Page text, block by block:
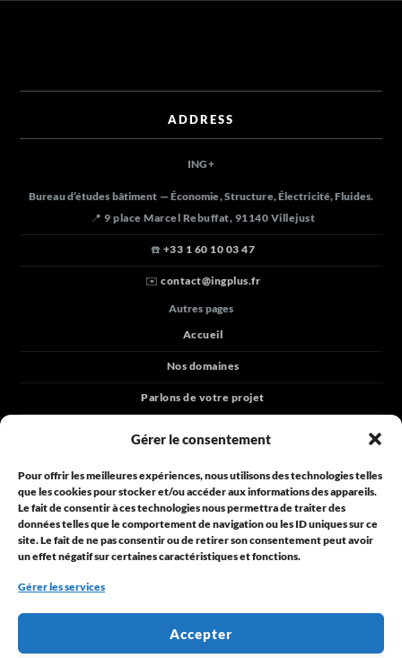
Gérer le consentement
Pour offrir les meilleures expériences, nous utilisons des technologies telles
que les cookies pour stocker et/ou accéder aux informations des appareils.
Le fait de consentir à ces technologies nous permettra de traiter des
données telles que le comportement de navigation ou les ID uniques sur ce
site. Le fait de ne pas consentir ou de retirer son consentement peut avoir
un effet négatif sur certaines caractéristiques et fonctions.
Gérer les services
Accepter
ADDRESS
ING+
Bureau d’études bâtiment — Économie, Structure, Électricité, Fluides.
📍 9 place Marcel Rebuffat, 91140 Villejust
☎️ +33 1 60 10 03 47
✉️ contact@ingplus.fr
Autres pages
Accueil
Nos domaines
Parlons de votre projet
Lundi à vendredi
de 9h30 à 18h00
Une question ?
Contactez-nous